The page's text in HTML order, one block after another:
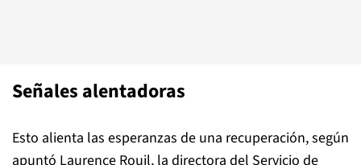
Señales alentadoras
Esto alienta las esperanzas de una recuperación, según
apuntó Laurence Rouil, la directora del Servicio de